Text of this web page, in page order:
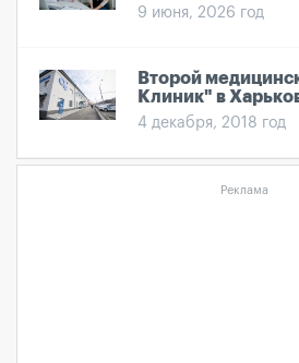
9 июня, 2026 год
Второй
Клиник" в
4 декабря, 2018 год
Реклама